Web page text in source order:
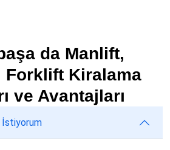
da Manlift,
Forklift Kiralama
ve Avantajları